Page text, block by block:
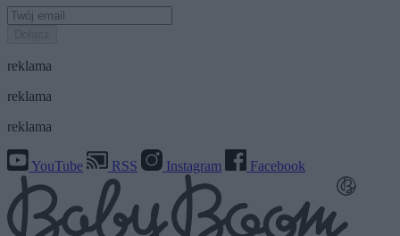
reklama
reklama
reklama
YouTube RSS Instagram Facebook